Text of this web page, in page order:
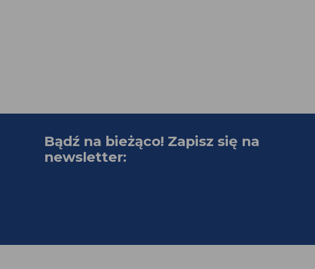
Bądź na bieżąco! Zapisz się na
newsletter: